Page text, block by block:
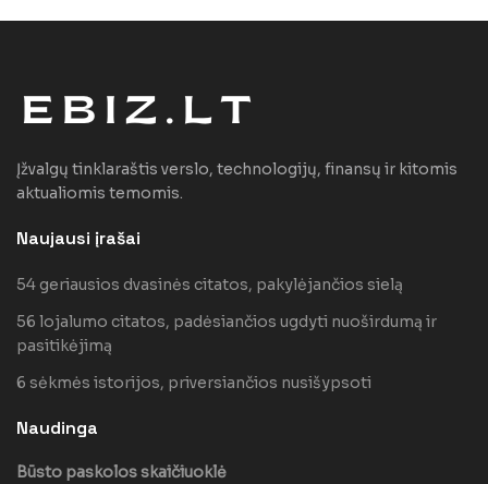
Įžvalgų tinklaraštis verslo, technologijų, finansų ir kitomis
aktualiomis temomis.
Naujausi įrašai
54 geriausios dvasinės citatos, pakylėjančios sielą
56 lojalumo citatos, padėsiančios ugdyti nuoširdumą ir
pasitikėjimą
6 sėkmės istorijos, priversiančios nusišypsoti
Naudinga
Būsto paskolos skaičiuoklė